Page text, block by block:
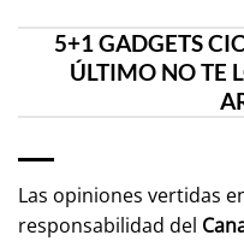
5+1 GADGETS
ÚLTIMO NO TE
Las opiniones vertidas
responsabilidad del